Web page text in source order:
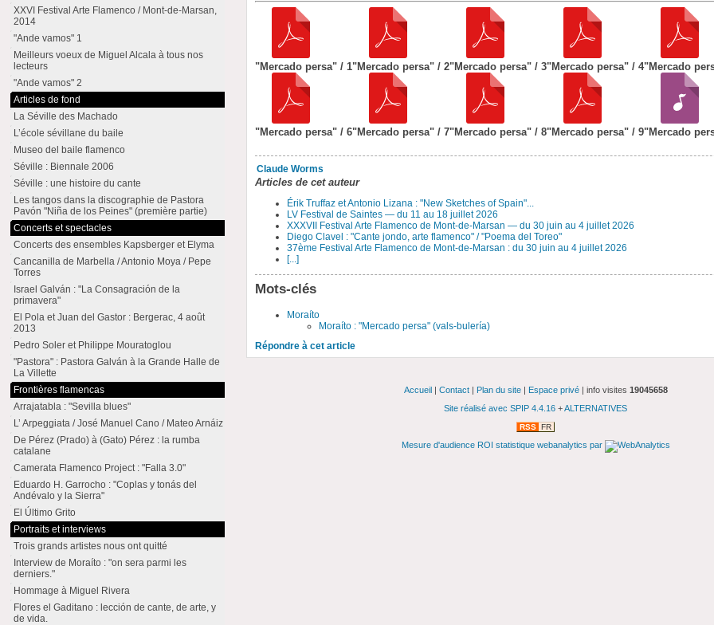
"Mercado persa" / 1"Mercado persa" / 2"Mercado persa" / 3"Mercado persa" / 4"Mercado
"Mercado persa" / 6"Mercado persa" / 7"Mercado persa" / 8"Mercado persa" / 9"Mercado
Claude Worms
Articles de cet auteur
Érik Truffaz et Antonio Lizana : "New Sketches of Spain"...
LV Festival de Saintes — du 11 au 18 juillet 2026
XXXVII Festival Arte Flamenco de Mont-de-Marsan — du 30 juin au 4 juillet 2026
Diego Clavel : "Cante jondo, arte flamenco" / "Poema del Toreo"
37ème Festival Arte Flamenco de Mont-de-Marsan : du 30 juin au 4 juillet 2026
[...]
Mots-clés
Moraíto
Moraíto : "Mercado persa" (vals-bulería)
Répondre à cet article
XXVI Festival Arte Flamenco / Mont-de-Marsan,
2014
"Ande vamos" 1
Meilleurs voeux de Miguel Alcala à tous nos
lecteurs
"Ande vamos" 2
Articles de fond
La Séville des Machado
L’école sévillane du baile
Museo del baile flamenco
Séville : Biennale 2006
Séville : une histoire du cante
Les tangos dans la discographie de Pastora
Pavón "Niña de los Peines" (première partie)
Concerts et spectacles
Concerts des ensembles Kapsberger et Elyma
Cancanilla de Marbella / Antonio Moya / Pepe
Torres
Israel Galván : "La Consagración de la
primavera"
El Pola et Juan del Gastor : Bergerac, 4 août
2013
Pedro Soler et Philippe Mouratoglou
"Pastora" : Pastora Galván à la Grande Halle de
La Villette
Frontières flamencas
Arrajatabla : "Sevilla blues"
L’ Arpeggiata / José Manuel Cano / Mateo Arnáiz
De Pérez (Prado) à (Gato) Pérez : la rumba
catalane
Camerata Flamenco Project : "Falla 3.0"
Eduardo H. Garrocho : "Coplas y tonás del
Andévalo y la Sierra"
El Último Grito
Portraits et interviews
Trois grands artistes nous ont quitté
Interview de Moraíto : "on sera parmi les
derniers."
Hommage à Miguel Rivera
Flores el Gaditano : lección de cante, de arte, y
de vida.
Accueil Contact| Plan du site| Espace privé| info visites 19045658
Site réalisé avec SPIP 4.4.16 +ALTERNATIVES
RSS FR
Mesure d'audience ROI statistique webanalytics par